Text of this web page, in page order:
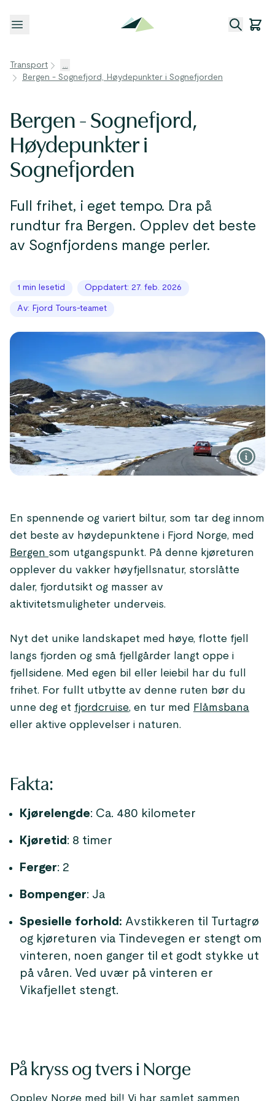
Åpne meny
Transport
...
Bergen - Sognefjord, Høydepunkter i Sognefjorden
Bergen - Sognefjord,
Høydepunkter i
Sognefjorden
Full frihet, i eget tempo. Dra på
rundtur fra Bergen. Opplev det beste
av Sognfjordens mange perler.
1 min lesetid Oppdatert: 27. feb. 2026
Av: Fjord Tours-teamet
En spennende og variert biltur, som tar deg innom
det beste av høydepunktene i Fjord Norge, med
Bergen som utgangspunkt. På denne kjøreturen
opplever du vakker høyfjellsnatur, storslåtte
daler, fjordutsikt og masser av
aktivitetsmuligheter underveis.
Nyt det unike landskapet ­med høye, flotte fjell
langs fjorden og små fjellgårder langt oppe i
fjellsidene. Med egen bil eller leiebil har du full
frihet. For fullt utbytte av denne ruten bør du
unne deg et fjordcruise, en tur med
Flåmsbana
eller aktive opplevelser i naturen.
Fakta:
Kjørelengde: Ca. 480 kilometer
Kjøretid : 8 timer
Ferger: 2
Bompenger: Ja
Spesielle forhold: Avstikkeren til Turtagrø
og kjøreturen via Tindevegen er stengt om
vinteren, noen ganger til et godt stykke ut
på våren. Ved uvær på vinteren er
Vikafjellet stengt.
På kryss og tvers i Norge
Opplev Norge med bil! Vi har samlet sammen